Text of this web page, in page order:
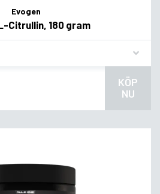
Evogen
Citrullin, 180 gram
KÖP
NU